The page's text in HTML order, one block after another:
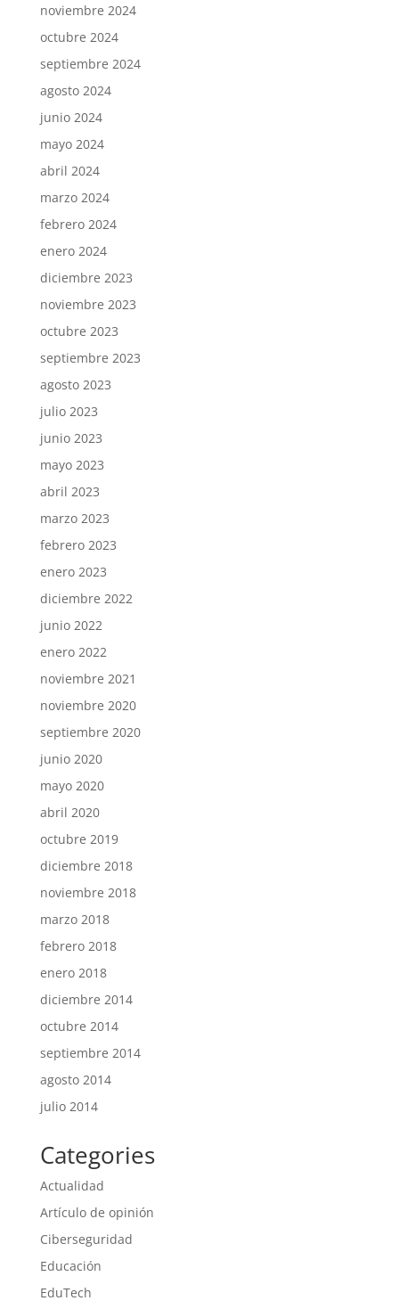
noviembre 2024
octubre 2024
septiembre 2024
agosto 2024
junio 2024
mayo 2024
abril 2024
marzo 2024
febrero 2024
enero 2024
diciembre 2023
noviembre 2023
octubre 2023
septiembre 2023
agosto 2023
julio 2023
junio 2023
mayo 2023
abril 2023
marzo 2023
febrero 2023
enero 2023
diciembre 2022
junio 2022
enero 2022
noviembre 2021
noviembre 2020
septiembre 2020
junio 2020
mayo 2020
abril 2020
octubre 2019
diciembre 2018
noviembre 2018
marzo 2018
febrero 2018
enero 2018
diciembre 2014
octubre 2014
septiembre 2014
agosto 2014
julio 2014
Categories
Actualidad
Artículo de opinión
Ciberseguridad
Educación
EduTech